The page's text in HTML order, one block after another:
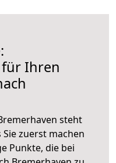
für Ihren
steht
zuerst machen
Punkte, die bei